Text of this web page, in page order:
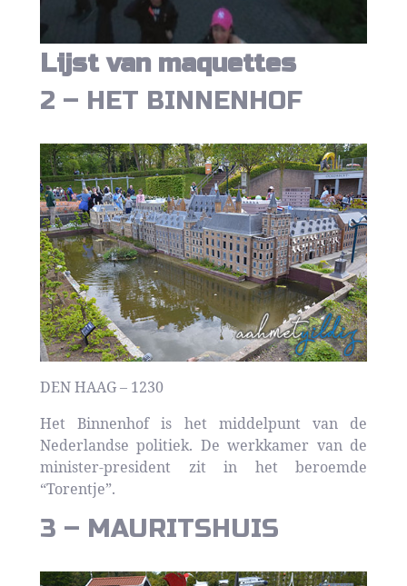
Lijst van maquettes
2 – HET BINNENHOF
DEN HAAG – 1230
Het Binnenhof is het middelpunt van de
Nederlandse politiek. De werkkamer van de
minister-president zit in het beroemde
“Torentje”.
3 – MAURITSHUIS